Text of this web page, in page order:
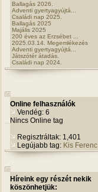
Ballagás 2026.
Adventi gyertyagyújtá...
Családi nap 2025.
Ballagás 2025
Majális 2025
200 éves az Erzsébet ...
2025.03.14. Megemlékezés
Adventi gyertyagyújtá...
Játszótér átadás.
Családi nap 2024.
Online felhasználók
Vendég: 6
Nincs Online tag
Regisztráltak: 1,401
Legújabb tag: Kis Ferenc
Híreink egy részét nekik
köszönhetjük: